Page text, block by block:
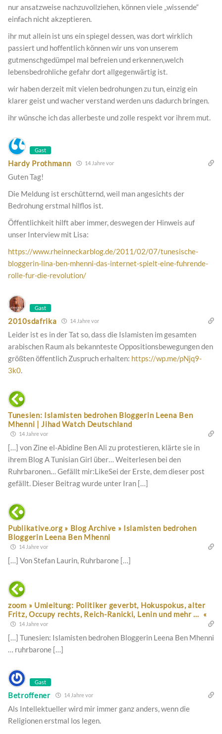
nur ansatzweise nachzuvollziehen, können viele „wissende“
einfach nicht akzeptieren.
ihr mut allein ist uns ein spiegel dessen, was dort wirklich
passiert und hoffentlich können wir uns von unserem
gutmenschgedümpel mal befreien und erkennen,welch
lebensbedrohliche gefahr dort allgegenwärtig ist.
wir haben derzeit mit vielen bedrohungen zu tun, einzig ein
klarer geist und wacher verstand werden uns dadurch bringen.
ihr wünsche ich das allerbeste und zolle respekt vor ihrem mut.
Gast
Hardy Prothmann 14 Jahre vor
Guten Tag!
Die Meldung ist erschütternd, weil man angesichts der
Bedrohung erstmal hilflos ist.
Öffentlichkeit hilft aber immer, deswegen der Hinweis auf
unser Interview mit Lisa:
https://www.rheinneckarblog.de/2011/02/07/tunesische-
bloggerin-lina-ben-mhenni-das-internet-spielt-eine-fuhrende-
rolle-fur-die-revolution/
Gast
2010sdafrika 14 Jahre vor
Leider ist es in der Tat so, dass die Islamisten im gesamten
arabischen Raum als bekannteste Oppositionsbewegungen den
größten öffentlich Zuspruch erhalten: https://wp.me/pNjq9-
3k0.
Tunesien: Islamisten bedrohen Bloggerin Leena Ben
Mhenni | Jihad Watch Deutschland
14 Jahre vor
[…] von Zine el-Abidine Ben Ali zu protestieren, klärte sie in
ihrem Blog A Tunisian Girl über… Weiterlesen bei den
Ruhrbaronen… Gefällt mir:LikeSei der Erste, dem dieser post
gefällt. Dieser Beitrag wurde unter Iran […]
Publikative.org » Blog Archive » Islamisten bedrohen
Bloggerin Leena Ben Mhenni
14 Jahre vor
[…] Von Stefan Laurin, Ruhrbarone […]
zoom » Umleitung: Politiker geverbt, Hokuspokus, alter
Fritz, Occupy rechts, Reich-Ranicki, Lenin und mehr … «
14 Jahre vor
[…] Tunesien: Islamisten bedrohen Bloggerin Leena Ben Mhenni
… ruhrbarone […]
Gast
Betroffener 14 Jahre vor
Als Intellektueller wird mir immer ganz anders, wenn die
Religionen erstmal los legen.